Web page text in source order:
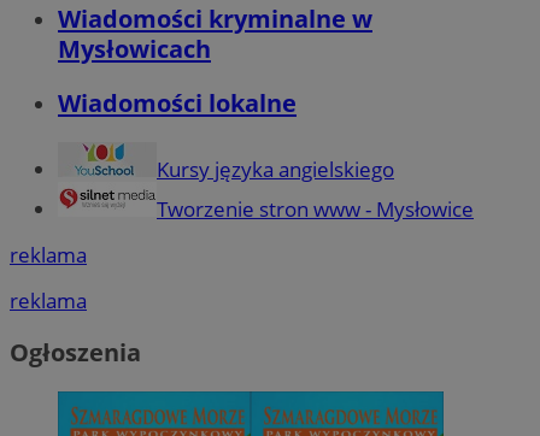
Wiadomości kryminalne w
Mysłowicach
Wiadomości lokalne
Kursy języka angielskiego
Tworzenie stron www - Mysłowice
reklama
reklama
Ogłoszenia